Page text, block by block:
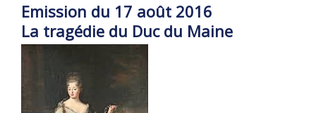
Emission du 17 août 2016
La tragédie du Duc du Maine